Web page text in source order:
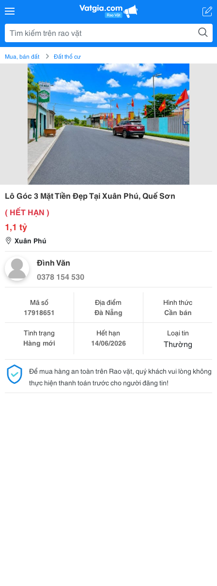
Mua, bán đất Đất thổ cư
Lô Góc 3 Mặt Tiền Đẹp Tại Xuân Phú, Quế Sơn
( HẾT HẠN )
1,1 tỷ
Xuân Phú
Đình Văn
0378 154 530
Mã số
17918651
Địa điểm
Đà Nẵng
Hình thức
Cần bán
Tình trạng
Hàng mới
Hết hạn
14/06/2026
Loại tin
Thường
Để mua hàng an toàn trên Rao vặt, quý khách vui lòng không
thực hiện thanh toán trước cho người đăng tin!